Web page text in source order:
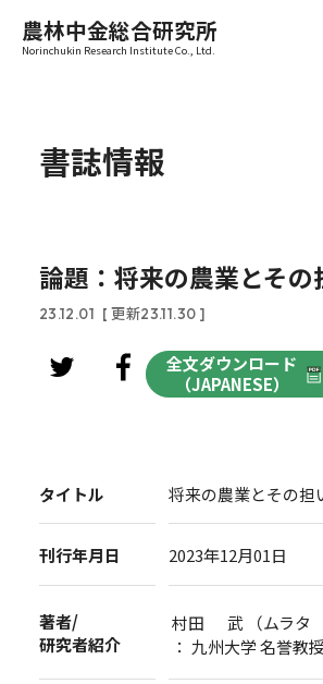
農林中金総合研究所
Norinchukin Research Institute Co., Ltd.
書誌情報
論題：将来の農業とその
23.12.01 [ 更新23.11.30 ]
全文ダウンロード
（JAPANESE）
タイトル 将来の農業とその担
刊行年月日 2023年12月01日
著者/
研究者紹介
村田 武 （ムラタ
： 九州大学 名誉教授